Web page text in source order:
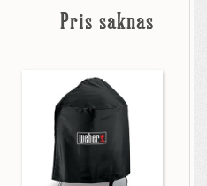
Pris saknas